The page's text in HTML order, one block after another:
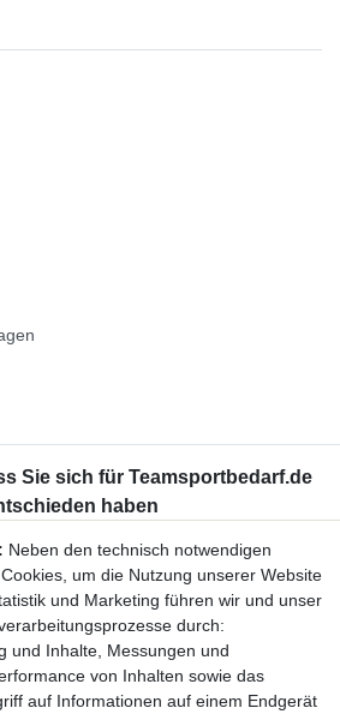
Neben den technisch notwendigen
um die Nutzung unserer Website
und Marketing führen wir und unser
durch:
und Inhalte, Messungen und
von Inhalten sowie das
auf Informationen auf einem Endgerät